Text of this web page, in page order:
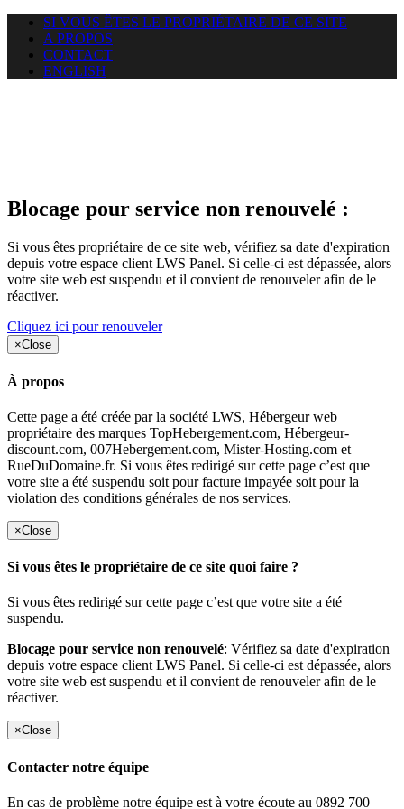
SI VOUS ÊTES LE PROPRIÉTAIRE DE CE SITE
A PROPOS
CONTACT
ENGLISH
Blocage pour service non renouvelé :
Si vous êtes propriétaire de ce site web, vérifiez sa date d'expiration
depuis votre espace client LWS Panel. Si celle-ci est dépassée, alors
votre site web est suspendu et il convient de renouveler afin de le
réactiver.
Cliquez ici pour renouveler
×Close
À propos
Cette page a été créée par la société LWS, Hébergeur web
propriétaire des marques TopHebergement.com, Hébergeur-
discount.com, 007Hebergement.com, Mister-Hosting.com et
RueDuDomaine.fr. Si vous êtes redirigé sur cette page c’est que
votre site a été suspendu soit pour facture impayée soit pour la
violation des conditions générales de nos services.
×Close
Si vous êtes le propriétaire de ce site quoi faire ?
Si vous êtes redirigé sur cette page c’est que votre site a été
suspendu.
Blocage pour service non renouvelé: Vérifiez sa date d'expiration
depuis votre espace client LWS Panel. Si celle-ci est dépassée, alors
votre site web est suspendu et il convient de renouveler afin de le
réactiver.
×Close
Contacter notre équipe
En cas de problème notre équipe est à votre écoute au 0892 700